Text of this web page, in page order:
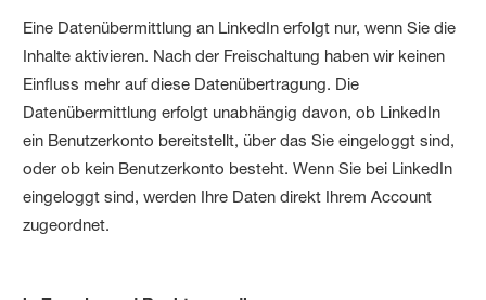
Eine Datenübermittlung an LinkedIn erfolgt nur, wenn Sie die
Inhalte aktivieren. Nach der Freischaltung haben wir keinen
Einfluss mehr auf diese Datenübertragung. Die
Datenübermittlung erfolgt unabhängig davon, ob LinkedIn
ein Benutzerkonto bereitstellt, über das Sie eingeloggt sind,
oder ob kein Benutzerkonto besteht. Wenn Sie bei LinkedIn
eingeloggt sind, werden Ihre Daten direkt Ihrem Account
zugeordnet.